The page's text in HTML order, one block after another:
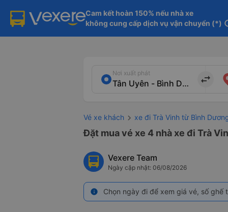
Cam kết hoàn 150% nếu nhà xe
không cung cấp dịch vụ vận chuyển (*)
Nơi xuất phát
import_export
Vé xe khách xe đi Trà Vinh từ Bình
Đặt mua vé xe 4 nhà xe đi Trà
Vexere Team
Ngày cập nhật: 06/08/2026
info Chọn ngày đi để xem giá vé, số